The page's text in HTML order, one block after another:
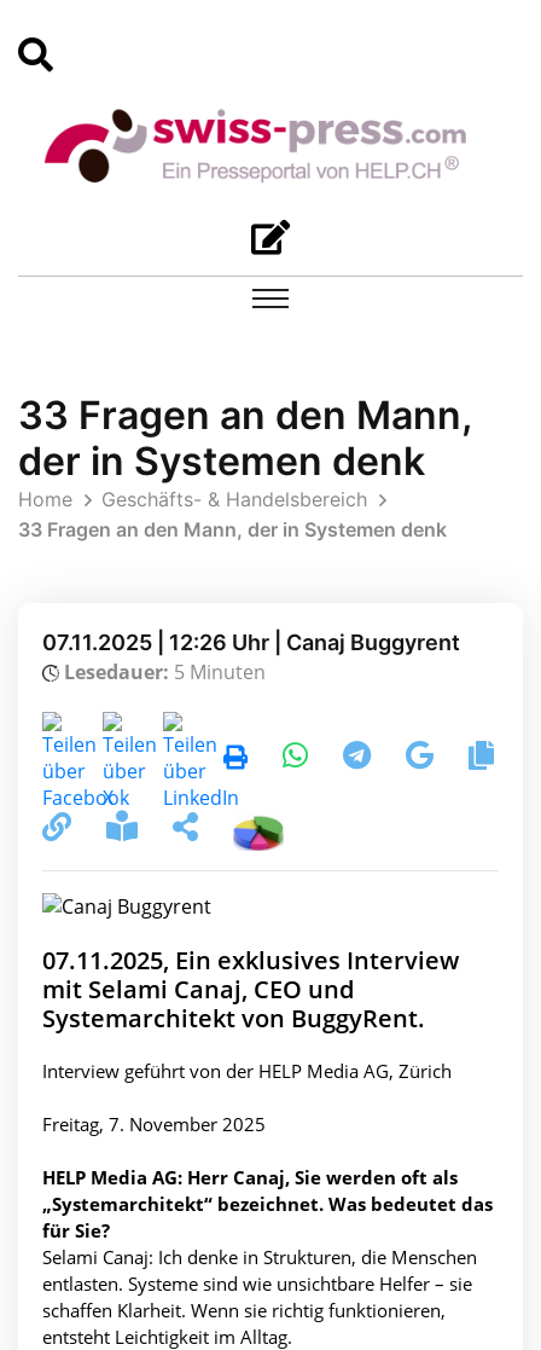
33 Fragen an den Mann,
der in Systemen denk
Home
Geschäfts- & Handelsbereich
33 Fragen an den Mann, der in Systemen denk
07.11.2025 | 12:26 Uhr | Canaj Buggyrent
Lesedauer: 5 Minuten
07.11.2025, Ein exklusives Interview
mit Selami Canaj, CEO und
Systemarchitekt von BuggyRent.
Interview geführt von der HELP Media AG, Zürich
Freitag, 7. November 2025
HELP Media AG: Herr Canaj, Sie werden oft als
„Systemarchitekt“ bezeichnet. Was bedeutet das
für Sie?
Selami Canaj: Ich denke in Strukturen, die Menschen
entlasten. Systeme sind wie unsichtbare Helfer – sie
schaffen Klarheit. Wenn sie richtig funktionieren,
entsteht Leichtigkeit im Alltag.